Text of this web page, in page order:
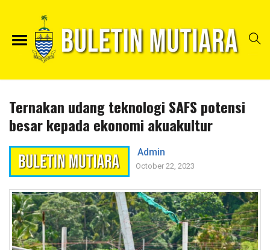
Ternakan udang teknologi SAFS potensi
besar kepada ekonomi akuakultur
Admin
October 22, 2023